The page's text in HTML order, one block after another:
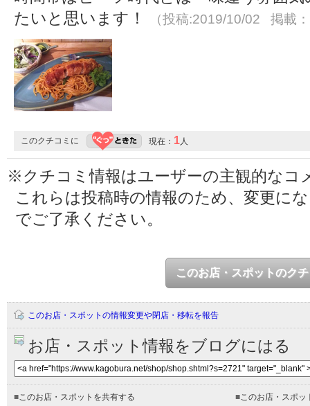
たいと思います！
（投稿:2019/10/02 掲載
このクチコミに 現在： 1人
※クチコミ情報はユーザーの主観的なコ
これらは投稿時の情報のため、変更に
でご了承ください。
このお店・スポットのク
このお店・スポットの情報変更や閉店・移転を報告
お店・スポット情報をブログにはる
■このお店・スポットを共有する ■このお店・スポッ